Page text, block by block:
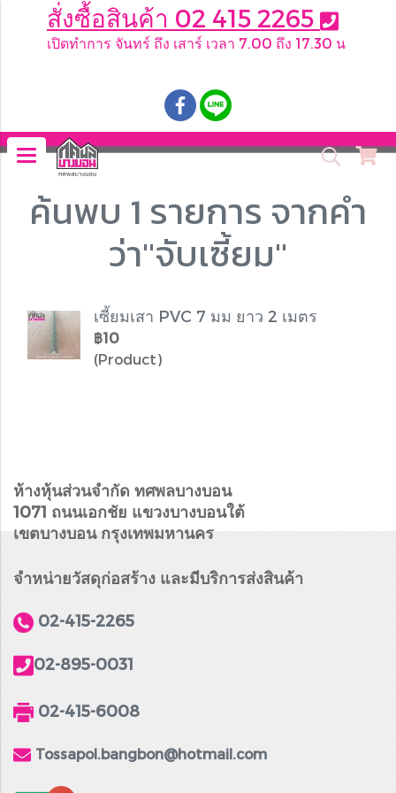
สั่งซื้อสินค้า 02 415 2265
เปิดทำการ จันทร์ ถึง เสาร์ เวลา 7.00 ถึง 17.30 น
ค้นพบ 1 รายการ จากคำ
ว่า"จับเซี้ยม"
เซี้ยมเสา PVC 7 มม ยาว 2 เมตร
฿10
(Product)
ห้างหุ้นส่วนจำกัด ทศพลบางบอน
1071 ถนนเอกชัย แขวงบางบอนใต้
เขตบางบอน กรุงเทพมหานคร
จำหน่ายวัสดุก่อสร้าง และมีบริการส่งสินค้า
02-415-2265
02-895-0031
02-415-6008
Tossapol.bangbon@hotmail.com